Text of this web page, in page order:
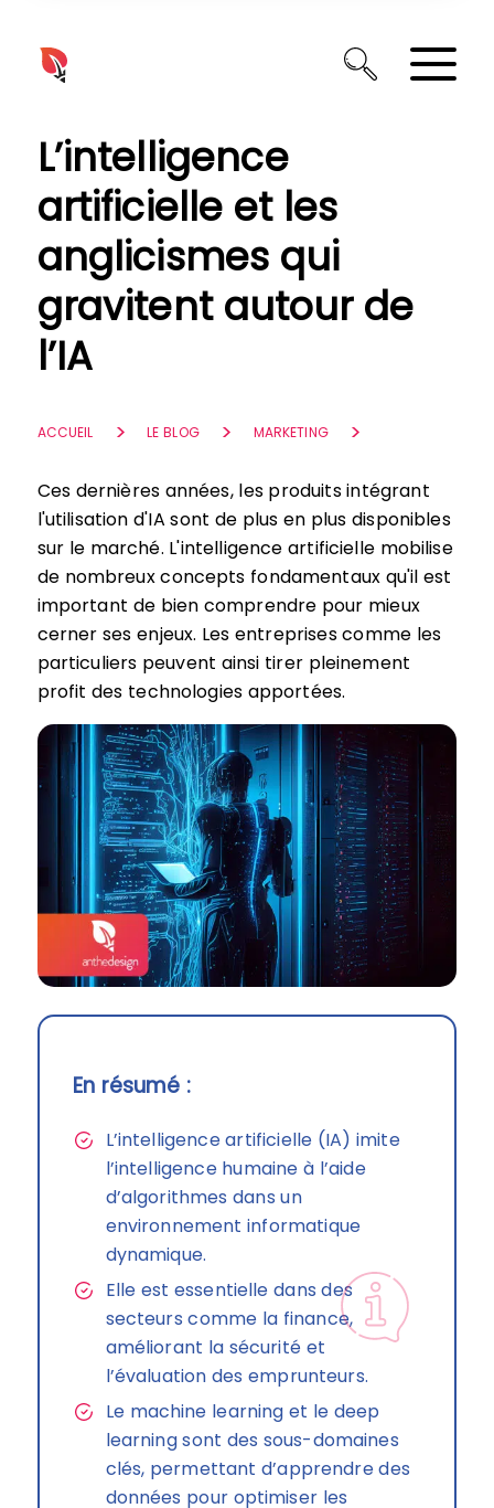
L’intelligence
artificielle et les
anglicismes qui
gravitent autour de
l’IA
ACCUEIL LE BLOG MARKETING
Ces dernières années, les produits intégrant
l'utilisation d'IA sont de plus en plus disponibles
sur le marché. L'intelligence artificielle mobilise
de nombreux concepts fondamentaux qu'il est
important de bien comprendre pour mieux
cerner ses enjeux. Les entreprises comme les
particuliers peuvent ainsi tirer pleinement
profit des technologies apportées.
En résumé :
L’intelligence artificielle (IA) imite
l’intelligence humaine à l’aide
d’algorithmes dans un
environnement informatique
dynamique.
Elle est essentielle dans des
secteurs comme la finance,
améliorant la sécurité et
l’évaluation des emprunteurs.
Le machine learning et le deep
learning sont des sous-domaines
clés, permettant d’apprendre des
données pour optimiser les